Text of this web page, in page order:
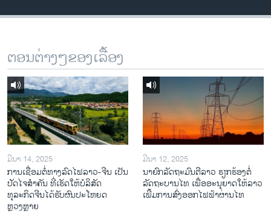
ລາຍການກະຈາຍສຽງ
ລາຍງານ
ຕິດຕາມພວກເຮົາ ທີ່
ພາສາຕ່າງໆ
ຕອນຕ່າງໆຂອງເລື້ອງ
ມີນາ 14, 2025
ການເຊື່ອມຕໍ່ທາງລົດໄຟລາວ-ຈີນ ເປັນ
ປັດໄຈສໍາຄັນ ທີ່ເຮັດໃຫ້ບໍລິສັດ
ທຸລະກິດຈີນໄດ້ຮັບຜົນປະໂຫຍດ
ຫຼວງຫຼາຍ
ມີນາ 12, 2025
ນາຍົກລັດຖະມົນຕີລາວ ຮຽກຮ້ອງຕໍ່
ລັດຖະບານໄທ ເພື່ອອະນຸຍາດໃຫ້ລາວ
ເພີ້ມການສົ່ງອອກໄຟຟ້າຜ່ານໄທ